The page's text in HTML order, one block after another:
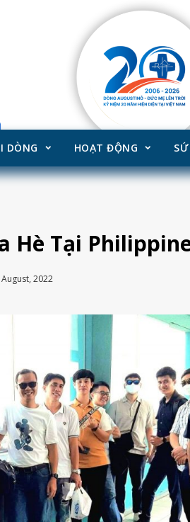
DÒNG HOẠT ĐỘNG
Hè Tại
August, 2022